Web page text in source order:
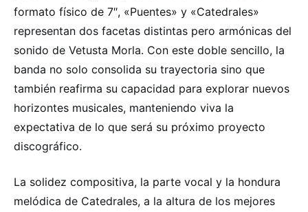
formato físico de 7″, «Puentes» y «Catedrales»
representan dos facetas distintas pero armónicas del
sonido de Vetusta Morla. Con este doble sencillo, la
banda no solo consolida su trayectoria sino que
también reafirma su capacidad para explorar nuevos
horizontes musicales, manteniendo viva la
expectativa de lo que será su próximo proyecto
discográfico.
La solidez compositiva, la parte vocal y la hondura
melódica de Catedrales, a la altura de los mejores